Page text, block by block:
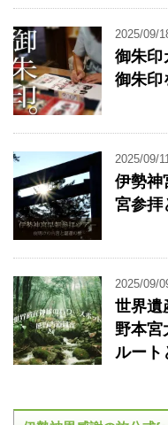
2025/09/
御朱印
御朱印
2025/09/
伊勢神
宮参拝
2025/09/
世界遺
野本宮
ルート